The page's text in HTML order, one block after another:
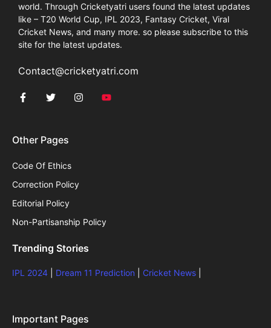
world. Through Cricketyatri users found the latest updates
like – T20 World Cup, IPL 2023, Fantasy Cricket, Viral
Cricket News, and many more. so please subscribe to this
site for the latest updates.
Contact@cricketyatri.com
Other Pages
Code Of Ethics
Correction Policy
Editorial Policy
Non-Partisanship Policy
Trending Stories
IPL 2024 Dream 11 Prediction Cricket News
Important Pages